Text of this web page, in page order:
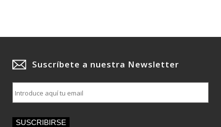
Suscríbete a nuestra Newsletter
m
a
SUSCRIBIRSE